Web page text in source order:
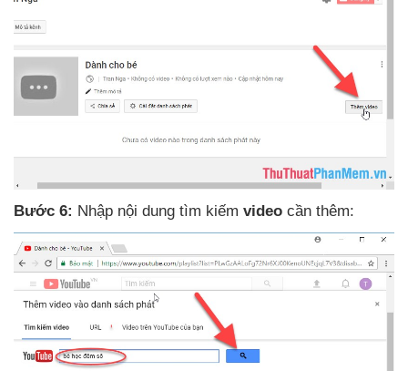
Bước 6: Nhập nội dung tìm kiếm video cần thêm: